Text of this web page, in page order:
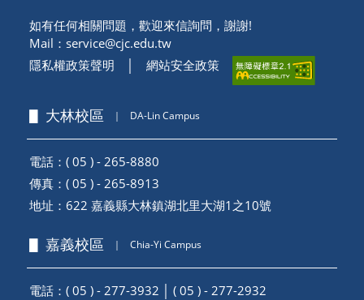
如有任何相關問題，歡迎來信詢問，謝謝!
Mail： service@cjc.edu.tw
隱私權政策聲明
網站安全政策
▋ 大林校區 ｜ DA-Lin Campus
電話：( 05 ) - 265-8880
傳真：( 05 ) - 265-8913
地址： 622 嘉義縣大林鎮湖北里大湖1之10號
▋ 嘉義校區 ｜ Chia-Yi Campus
電話：( 05 ) - 277-3932 │ ( 05 ) - 277-2932